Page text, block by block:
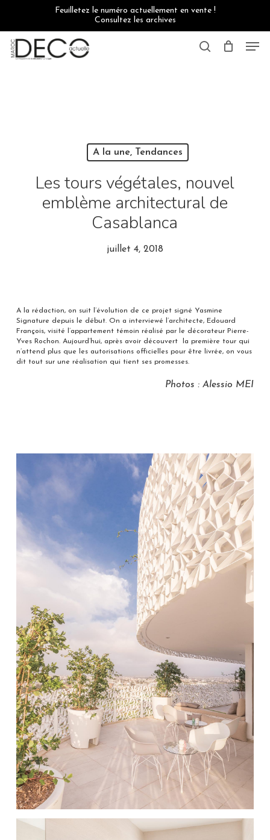
Feuilletez le numéro actuellement en vente !
Consultez les archives
search
A la une, Tendances
Les tours végétales, nouvel
emblème architectural de
Casablanca
juillet 4, 2018
A la rédaction, on suit l’évolution de ce projet signé Yasmine
Signature depuis le début. On a interviewé l’architecte, Edouard
François, visité l’appartement témoin réalisé par le décorateur Pierre-
Yves Rochon. Aujourd’hui, après avoir découvert la première tour qui
n’attend plus que les autorisations officielles pour être livrée, on vous
dit tout sur une réalisation qui tient ses promesses.
Photos : Alessio MEI